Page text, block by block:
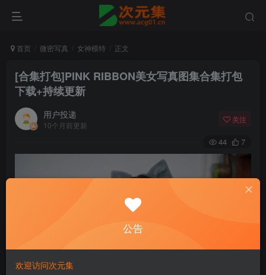
首页 微密写真 女神模特 正文
[合集打包]PINK RIBBON美女写真图集合集打包
下载+持续更新
用户投递
10个月前更新
关注
44 7
公告
欢迎访问次元集